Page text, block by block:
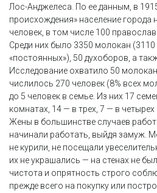
Лос-Анджелеса. По ее данным, в
происхождения» население города
человек, в том числе 100
Среди них было 3350 молокан (3110
«постоянных»), 50 духоборов, а
Исследование охватило 50
числилось 270 человек (8% всех
до 5 человек в семье. Из них 17
комнатах, 14 — в трех, 7 — в
Жены в большинстве случаев
начинали работать, выйдя замуж.
не курили, не посещали
их не украшались — на стенах не
чистота и опрятность строго
прежде всего на покупку или